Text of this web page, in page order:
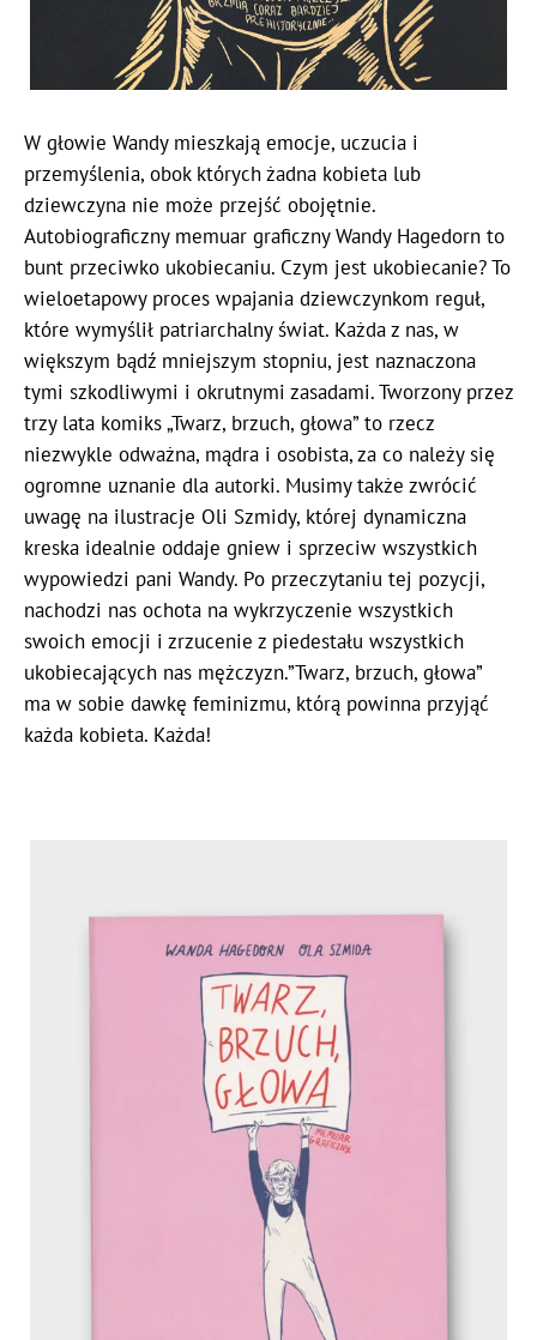
W głowie Wandy mieszkają emocje, uczucia i
przemyślenia, obok których żadna kobieta lub
dziewczyna nie może przejść obojętnie.
Autobiograficzny memuar graficzny Wandy Hagedorn to
bunt przeciwko ukobiecaniu. Czym jest ukobiecanie? To
wieloetapowy proces wpajania dziewczynkom reguł,
które wymyślił patriarchalny świat. Każda z nas, w
większym bądź mniejszym stopniu, jest naznaczona
tymi szkodliwymi i okrutnymi zasadami. Tworzony przez
trzy lata komiks „Twarz, brzuch, głowa” to rzecz
niezwykle odważna, mądra i osobista, za co należy się
ogromne uznanie dla autorki. Musimy także zwrócić
uwagę na ilustracje Oli Szmidy, której dynamiczna
kreska idealnie oddaje gniew i sprzeciw wszystkich
wypowiedzi pani Wandy. Po przeczytaniu tej pozycji,
nachodzi nas ochota na wykrzyczenie wszystkich
swoich emocji i zrzucenie z piedestału wszystkich
ukobiecających nas mężczyzn.”Twarz, brzuch, głowa”
ma w sobie dawkę feminizmu, którą powinna przyjąć
każda kobieta. Każda!